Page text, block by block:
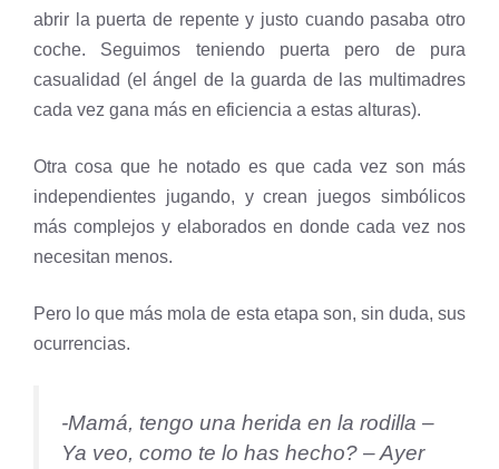
abrir la puerta de repente y justo cuando pasaba otro
coche. Seguimos teniendo puerta pero de pura
casualidad (el ángel de la guarda de las multimadres
cada vez gana más en eficiencia a estas alturas).
Otra cosa que he notado es que cada vez son más
independientes jugando, y crean juegos simbólicos
más complejos y elaborados en donde cada vez nos
necesitan menos.
Pero lo que más mola de esta etapa son, sin duda, sus
ocurrencias.
-Mamá, tengo una herida en la rodilla –
Ya veo, como te lo has hecho? – Ayer